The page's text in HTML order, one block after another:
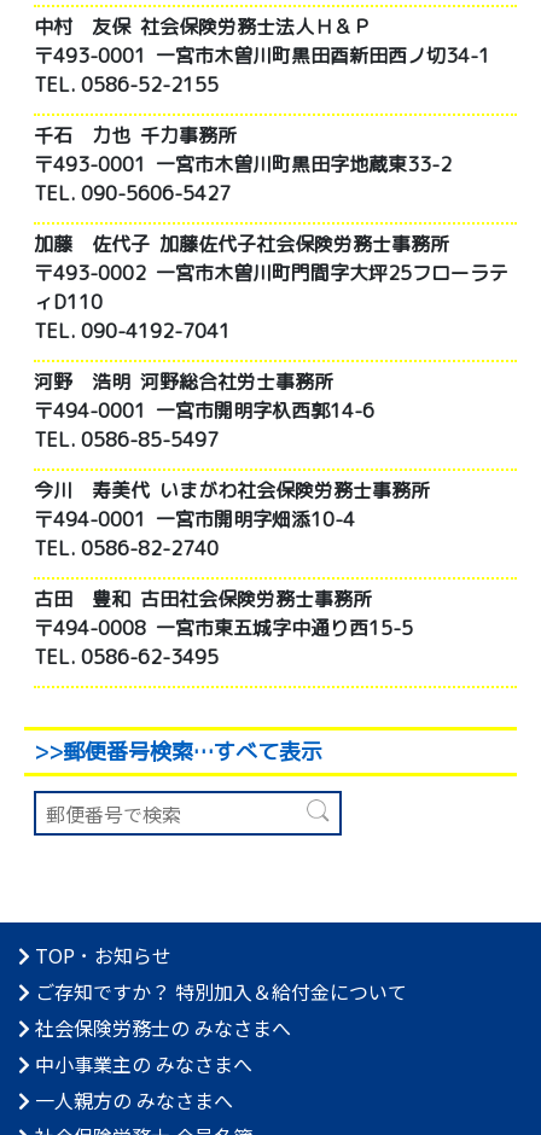
中村 友保社会保険労務士法人Ｈ＆Ｐ
〒493-0001 一宮市木曽川町黒田酉新田西ノ切34-1
TEL. 0586-52-2155
千石 力也 千力事務所
〒493-0001 一宮市木曽川町黒田字地蔵東33-2
TEL. 090-5606-5427
加藤 佐代子 加藤佐代子社会保険労務士事務所
〒493-0002 一宮市木曽川町門間字大坪25フローラテ
ィD110
TEL. 090-4192-7041
河野 浩明 河野総合社労士事務所
〒494-0001 一宮市開明字杁西郭14-6
TEL. 0586-85-5497
今川 寿美代 いまがわ社会保険労務士事務所
〒494-0001 一宮市開明字畑添10-4
TEL. 0586-82-2740
古田 豊和 古田社会保険労務士事務所
〒494-0008 一宮市東五城字中通り西15-5
TEL. 0586-62-3495
>>郵便番号検索…すべて表示
TOP ･ お知らせ
ご存知ですか？ 特別加入＆給付金について
社会保険労務士の みなさまへ
中小事業主の みなさまへ
一人親方の みなさまへ